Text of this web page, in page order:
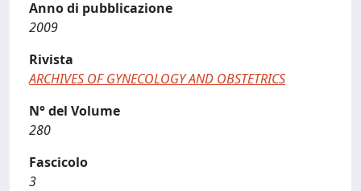
Anno di pubblicazione
2009
Rivista
ARCHIVES OF GYNECOLOGY AND OBSTETRICS
N° del Volume
280
Fascicolo
3